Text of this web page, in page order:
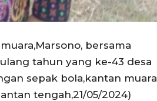
bersama
tahun yang ke-43 desa
sepak bola,kantan muara
tengah,21/05/2024)